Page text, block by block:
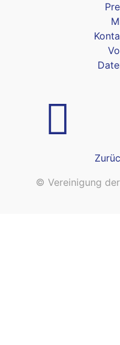
© Vereinigung